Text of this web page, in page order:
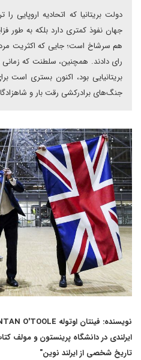
دولت بریتانیا که اتحادیه اروپایی
جهان نفوذ کمتری دارد بلکه به طور
هم سرشاخ است؛ جایی که اکثریت
رای دادند. همچنین، سلطنت که زمانی
بریتانیایی بود، اکنون بستری است
جنگ‌های برادرکشی رقت بار و
ایرلندی در دانشگاه پرینستون و مولف
تاریخ شخصی از ایرلند نوین"